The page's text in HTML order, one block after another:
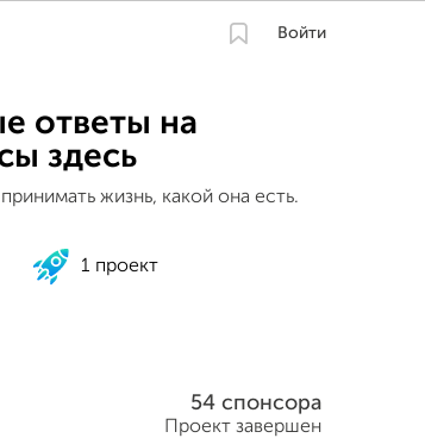
Войти
ответы на
здесь
жизнь, какой она есть.
1 проект
54 спонсора
Проект завершен